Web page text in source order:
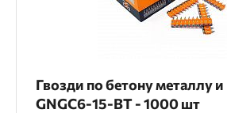
Гвозди по бетону металлу
GNGC6-15-BT - 1000 шт